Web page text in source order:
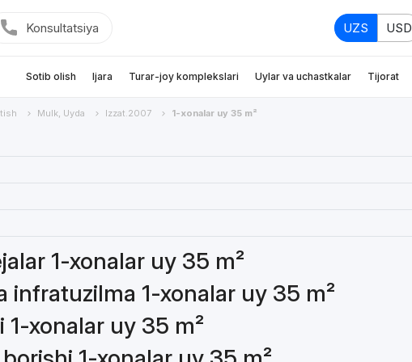
Konsultatsiya UZS USD
Sotib olish Ijara Turar-joy komplekslari Uylar va uchastkalar Tijorat
Mulk, Uyda Izzat.2007 1-xonalar uy 35 m²
1-xonalar uy 35 m²
infratuzilma 1-xonalar uy 35 m²
xonalar uy 35 m²